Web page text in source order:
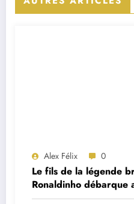
Alex Félix 0
Le fils de la légende
Ronaldinho débarque